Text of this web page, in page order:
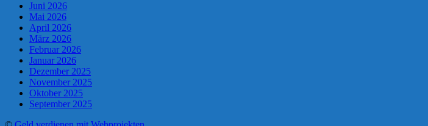
Juni 2026
Mai 2026
April 2026
März 2026
Februar 2026
Januar 2026
Dezember 2025
November 2025
Oktober 2025
September 2025